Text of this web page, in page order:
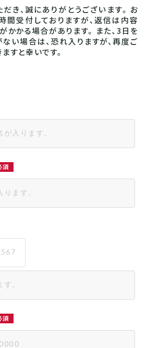
き、誠にありがとうございます。 お
間受付しておりますが、返信は内容
かかる場合があります。 また、3日を
い場合は、恐れ入りますが、再度ご
すと幸いです。
須
須